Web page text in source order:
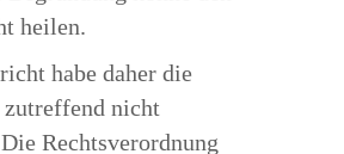
heilen.
habe daher die
zutreffend nicht
Rechtsverordnung